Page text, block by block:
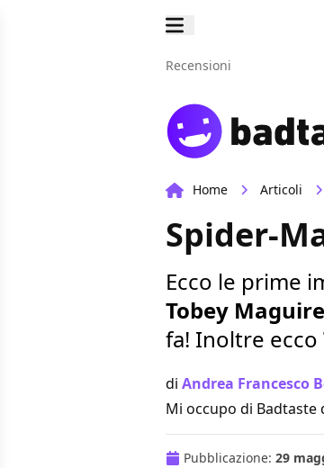
Recensioni
Home Articoli
Spider-
Ecco le prime
Tobey Maguire
fa! Inoltre ecco
di Andrea Francesco
Mi occupo di Badtaste
Pubblicazione: 29